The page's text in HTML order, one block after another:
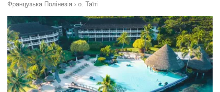
Французька Полінезія › о. Таїті